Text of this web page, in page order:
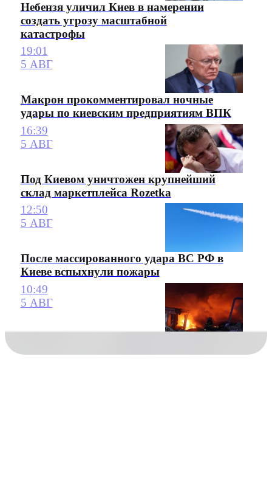
Небензя уличил Киев в намерении
создать угрозу масштабной
катастрофы
19:01
5 АВГ
Макрон прокомментировал ночные
удары по киевским предприятиям ВПК
16:39
5 АВГ
Под Киевом уничтожен крупнейший
склад маркетплейса Rozetka
12:50
5 АВГ
После массированного удара ВС РФ в
Киеве вспыхнули пожары
10:49
5 АВГ